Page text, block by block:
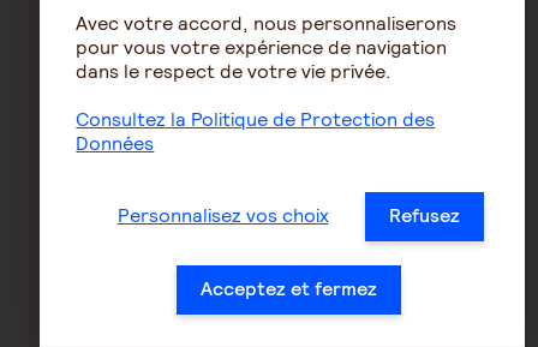
participer selon
son niveau.
novembre 2026
- Parcours : 10
labellisées par la
différents
formats.
novembre
km), Semi-
marathon (21 km),
13 km du Rhône
- Date : 22
novembre
Avec votre accord, nous personnaliserons
pour vous votre expérience de navigation
dans le respect de votre vie privée.
Consultez la Politique de Protection des
Données
Personnalisez vos choix Refusez
Acceptez et fermez